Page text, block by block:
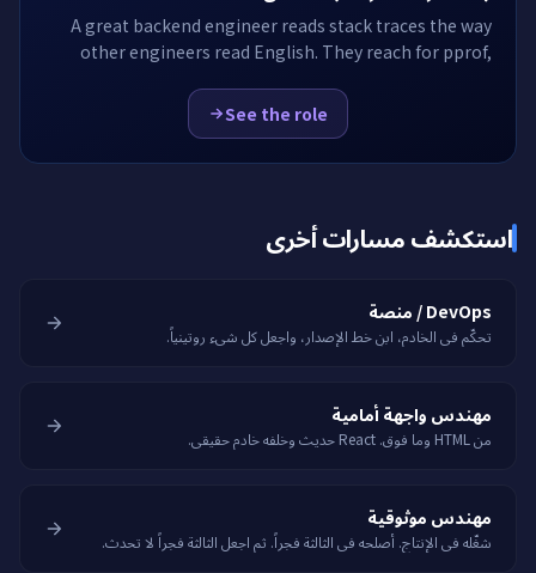
A great backend engineer reads stack traces the way
other engineers read English. They reach for pprof,
hands the candidate a service, a real load profile and a
latency curve that just got worse.
See the role
استكشف مسارات أخرى
DevOps / منصة
تحكّم في الخادم، ابنِ خط الإصدار، واجعل كل شيء روتينياً.
مهندس واجهة أمامية
من HTML وما فوق. React حديث وخلفه خادم حقيقي.
مهندس موثوقية
شغّله في الإنتاج. أصلحه في الثالثة فجراً. ثم اجعل الثالثة فجراً لا تحدث.